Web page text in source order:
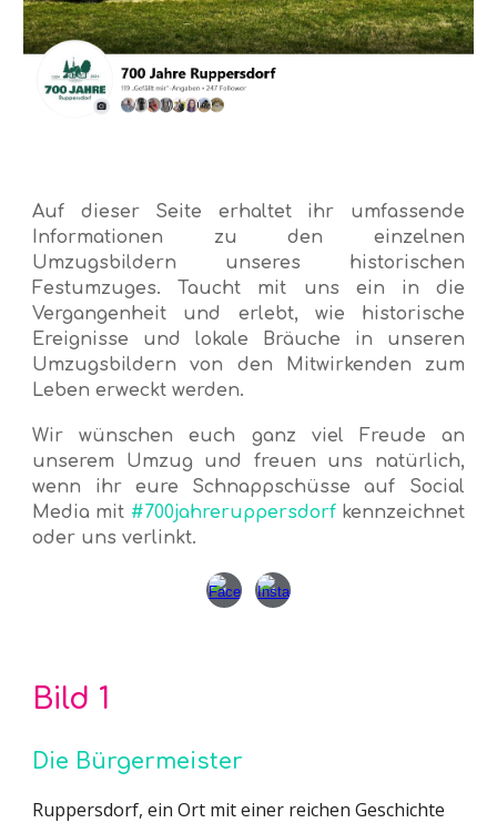
Auf dieser Seite erhaltet ihr umfassende
Informationen zu den einzelnen
Umzugsbildern unseres historischen
Festumzuges. Taucht mit uns ein in die
Vergangenheit und erlebt, wie historische
Ereignisse und lokale Bräuche in unseren
Umzugsbildern von den Mitwirkenden zum
Leben erweckt werden.
Wir wünschen euch ganz viel Freude an
unserem Umzug und freuen uns natürlich,
wenn ihr eure Schnappschüsse auf Social
Media mit #700jahreruppersdorf kennzeichnet
oder uns verlinkt.
Bild 1
Die Bürgermeister
Ruppersdorf, ein Ort mit einer reichen Geschichte